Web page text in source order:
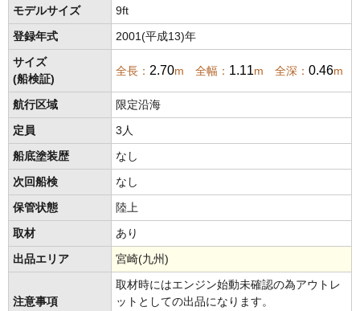
モデルサイズ 9ft
登録年式 2001(平成13)年
サイズ
(船検証)
全長： 2.70m 全幅： 1.11m 全深： 0.46m
航行区域 限定沿海
定員 3人
船底塗装歴 なし
次回船検 なし
保管状態 陸上
取材 あり
出品エリア 宮崎(九州)
注意事項
取材時にはエンジン始動未確認の為アウトレ
ットとしての出品になります。